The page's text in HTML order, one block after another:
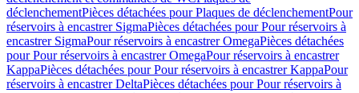
déclenchementPièces détachées pour Plaques de déclenchementPour
réservoirs à encastrer SigmaPièces détachées pour Pour réservoirs à
encastrer SigmaPour réservoirs à encastrer OmegaPièces détachées
pour Pour réservoirs à encastrer OmegaPour réservoirs à encastrer
KappaPièces détachées pour Pour réservoirs à encastrer KappaPour
réservoirs à encastrer DeltaPièces détachées pour Pour réservoirs à